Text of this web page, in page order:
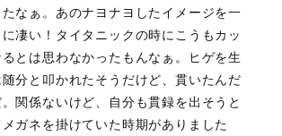
なぁ。あのナヨナヨしたイメージを一
凄い！タイタニックの時にこうもカッ
とは思わなかったもんなぁ。ヒゲを生
分と叩かれたそうだけど、貫いたんだ
関係ないけど、自分も貫録を出そうと
ガネを掛けていた時期がありました